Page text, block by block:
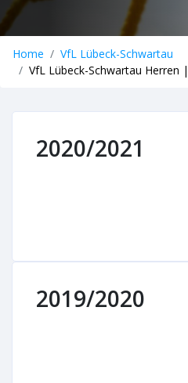
Home
VfL Lübeck-Schwartau
VfL Lübeck-Schwartau Herren
2020/2021
2019/2020